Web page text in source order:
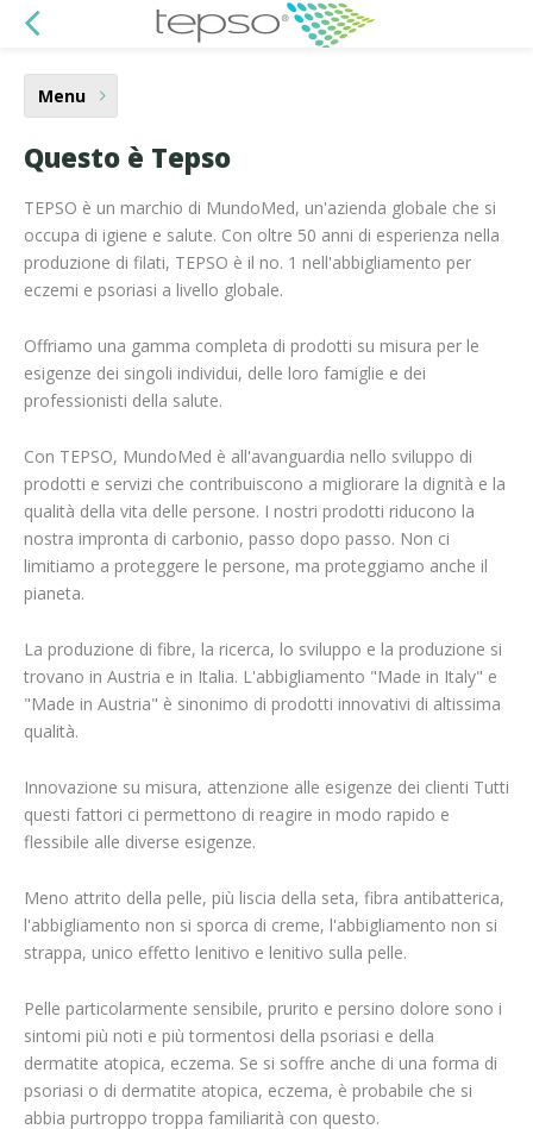
Menu
Questo è Tepso
TEPSO è un marchio di MundoMed, un'azienda globale che si
occupa di igiene e salute. Con oltre 50 anni di esperienza nella
produzione di filati, TEPSO è il no. 1 nell'abbigliamento per
eczemi e psoriasi a livello globale.
Offriamo una gamma completa di prodotti su misura per le
esigenze dei singoli individui, delle loro famiglie e dei
professionisti della salute.
Con TEPSO, MundoMed è all'avanguardia nello sviluppo di
prodotti e servizi che contribuiscono a migliorare la dignità e la
qualità della vita delle persone. I nostri prodotti riducono la
nostra impronta di carbonio, passo dopo passo. Non ci
limitiamo a proteggere le persone, ma proteggiamo anche il
pianeta.
La produzione di fibre, la ricerca, lo sviluppo e la produzione si
trovano in Austria e in Italia. L'abbigliamento "Made in Italy" e
"Made in Austria" è sinonimo di prodotti innovativi di altissima
qualità.
Innovazione su misura, attenzione alle esigenze dei clienti Tutti
questi fattori ci permettono di reagire in modo rapido e
flessibile alle diverse esigenze.
Meno attrito della pelle, più liscia della seta, fibra antibatterica,
l'abbigliamento non si sporca di creme, l'abbigliamento non si
strappa, unico effetto lenitivo e lenitivo sulla pelle.
Pelle particolarmente sensibile, prurito e persino dolore sono i
sintomi più noti e più tormentosi della psoriasi e della
dermatite atopica, eczema. Se si soffre anche di una forma di
psoriasi o di dermatite atopica, eczema, è probabile che si
abbia purtroppo troppa familiarità con questo.